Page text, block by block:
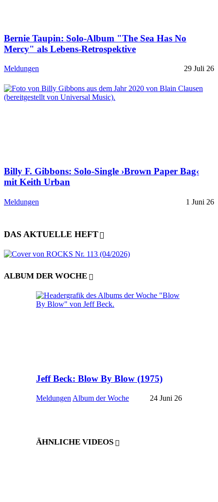
Bernie Taupin: Solo-Album "The Sea Has No
Mercy" als Lebens-Retrospektive
Meldungen 29 Juli 26
Billy F. Gibbons: Solo-Single ›Brown Paper Bag‹
mit Keith Urban
Meldungen 1 Juni 26
DAS AKTUELLE HEFT
ALBUM DER WOCHE
Jeff Beck: Blow By Blow (1975)
MeldungenAlbum der Woche 24 Juni 26
ÄHNLICHE VIDEOS